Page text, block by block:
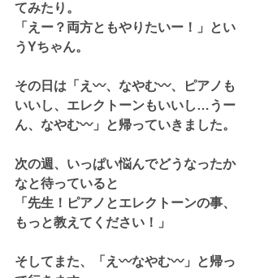
てみたり。
「えー？両方ともやりたいー！」とい
うYちゃん。
その日は「え〰️、なやむ〰️、ピアノも
いいし、エレクトーンもいいし…うー
ん、なやむ〰️」と帰っていきました。
次の週、いっぱい悩んでどうなったか
なと待っていると
「先生！ピアノとエレクトーンの事、
もっと教えてください！」
そしてまた、「え〰️なやむ〰️」と帰っ